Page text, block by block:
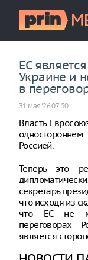
ЕС
Украине и
в
31 мая ‘26 07:50
Власть
Россией.
Теперь это
секретарь
что исходя из
что ЕС не
переговорах
является